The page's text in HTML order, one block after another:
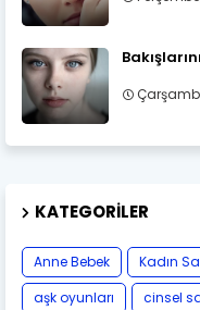
KATEGORILER
Anne Bebek Kadın
aşk oyunları
cinsel